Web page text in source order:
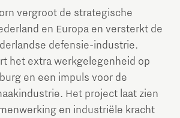
vergroot de strategische
en Europa en versterkt de
defensie-industrie.
het extra werkgelegenheid op
en een impuls voor de
Het project laat zien
en industriële kracht